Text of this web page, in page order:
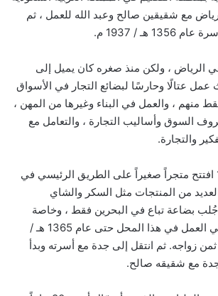
مع شقيقين صالح وعبد الله للعمل ، ثم
هـ / 1937 م.
الرياض ، ولكن منذ صغره كان يميل إلى
عمل عتالًا وحارسًا لبضائع التجار في الأسواق
، والعمل في البناء وغيرها من المهن ،
السوق وأساليب التجارة ، والتعامل مع
والتجارة.
في عام 1363/1943 افتتح متجراً صغيراً على الطريق الرئيسي في
من المنتجات مثل السكر والشاي
جُلب بضاعة تباع في البحرين فقط ، وخاصة
الحلويات ، واستمر في العمل في هذا المحل حتى عام 1365 هـ /
ثمن زواجه. ثم انتقل إلى جدة مع أسرته وبدأ
مع شقيقه صالح.